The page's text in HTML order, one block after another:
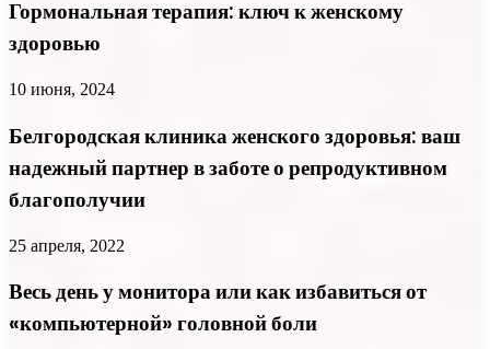
Гормональная терапия: ключ к женскому
здоровью
10 июня, 2024
Белгородская клиника женского здоровья: ваш
надежный партнер в заботе о репродуктивном
благополучии
25 апреля, 2022
Весь день у монитора или как избавиться от
«компьютерной» головной боли